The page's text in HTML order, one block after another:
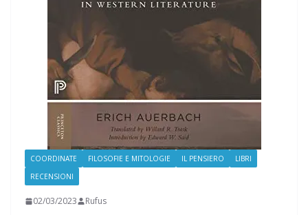
COORDINATE FILOSOFIE E MITOLOGIE IL PENSIERO
LIBRI
RECENSIONI
02/03/2023 Rufus